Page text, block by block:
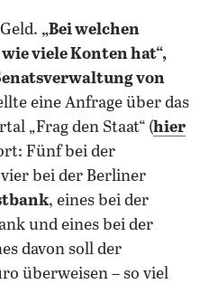
„Bei welchen
viele Konten hat“,
von
eine Anfrage über das
„Frag den Staat“ (hier
Fünf bei der
bei der Berliner
, eines bei der
und eines bei der
davon soll der
überweisen – so viel